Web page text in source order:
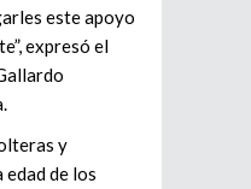
este apoyo
expresó el
y
de los